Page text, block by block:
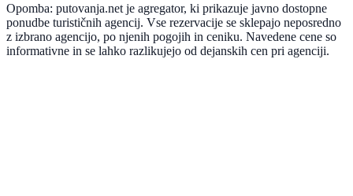
Opomba: putovanja.net je agregator, ki prikazuje javno dostopne
ponudbe turističnih agencij. Vse rezervacije se sklepajo neposredno
z izbrano agencijo, po njenih pogojih in ceniku. Navedene cene so
informativne in se lahko razlikujejo od dejanskih cen pri agenciji.